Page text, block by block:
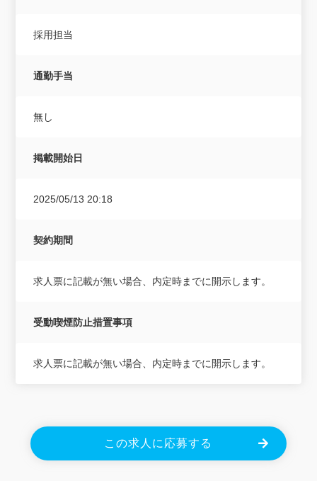
採用担当
通勤手当
無し
掲載開始日
2025/05/13 20:18
契約期間
求人票に記載が無い場合、内定時までに開示します。
受動喫煙防止措置事項
求人票に記載が無い場合、内定時までに開示します。
この求人に応募する